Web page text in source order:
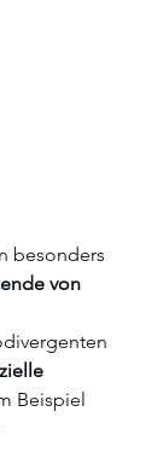
besonders
von
Beispiel